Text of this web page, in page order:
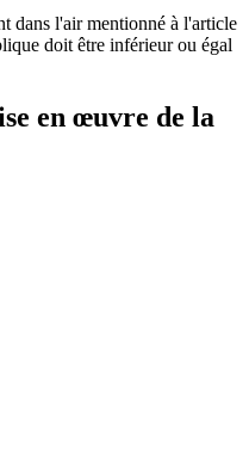
dans l'air mentionné à l'article
doit être inférieur ou égal
en œuvre de la